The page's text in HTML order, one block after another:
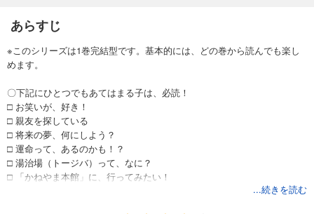
あらすじ
※このシリーズは1巻完結型です。基本的には、どの巻から読んでも楽し
めます。
〇下記にひとつでもあてはまる子は、必読！
□ お笑いが、好き！
□ 親友を探している
□ 将来の夢、何にしよう？
□ 運命って、あるのかも！？
□ 湯治場（トージバ）って、なに？
□ 「かねやま本館」に、行ってみたい！
...続きを読む